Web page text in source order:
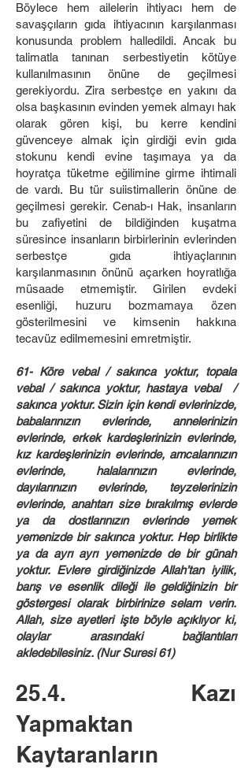
Böylece hem ailelerin ihtiyacı hem de
savaşçıların gıda ihtiyacının karşılanması
konusunda problem halledildi. Ancak bu
talimatla tanınan serbestiyetin kötüye
kullanılmasının önüne de geçilmesi
gerekiyordu. Zira serbestçe en yakını da
olsa başkasının evinden yemek almayı hak
olarak gören kişi, bu kerre kendini
güvenceye almak için girdiği evin gıda
stokunu kendi evine taşımaya ya da
hoyratça tüketme eğilimine girme ihtimali
de vardı. Bu tür suiistimallerin önüne de
geçilmesi gerekir. Cenab-ı Hak, insanların
bu zafiyetini de bildiğinden kuşatma
süresince insanların birbirlerinin evlerinden
serbestçe gıda ihtiyaçlarının
karşılanmasının önünü açarken hoyratlığa
müsaade etmemiştir. Girilen evdeki
esenliği, huzuru bozmamaya özen
gösterilmesini ve kimsenin hakkına
tecavüz edilmemesini emretmiştir.
61- Köre vebal / sakınca yoktur, topala
vebal / sakınca yoktur, hastaya vebal /
sakınca yoktur. Sizin için kendi evlerinizde,
babalarınızın evlerinde, annelerinizin
evlerinde, erkek kardeşlerinizin evlerinde,
kız kardeşlerinizin evlerinde, amcalarınızın
evlerinde, halalarınızın evlerinde,
dayılarınızın evlerinde, teyzelerinizin
evlerinde, anahtarı size bırakılmış evlerde
ya da dostlarınızın evlerinde yemek
yemenizde bir sakınca yoktur. Hep birlikte
ya da ayrı ayrı yemenizde de bir günah
yoktur. Evlere girdiğinizde Allah’tan iyilik,
barış ve esenlik dileği ile geldiğinizin bir
göstergesi olarak birbirinize selam verin.
Allah, size ayetleri işte böyle açıklıyor ki,
olaylar arasındaki bağlantıları
akledebilesiniz. (Nur Suresi 61)
25.4. Kazı
Yapmaktan
Kaytaranların